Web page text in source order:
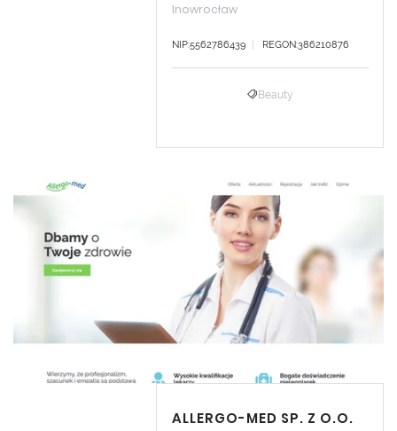
Inowrocław
NIP:5562786439 REGON:386210876
Beauty
ALLERGO-MED SP. Z O.O.